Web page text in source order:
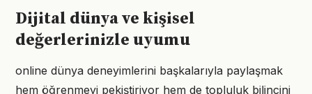
Dijital dünya ve kişisel
değerlerinizle uyumu
online dünya deneyimlerini başkalarıyla paylaşmak
hem öğrenmeyi pekiştiriyor hem de topluluk bilincini